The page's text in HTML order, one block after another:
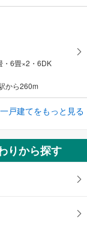
・6畳×2・6DK
から260m
戸建てをもっと見る
りから探す